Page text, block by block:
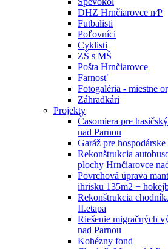
DHZ Hrnčiarovce n⁄P
Futbalisti
Poľovníci
Cyklisti
ZŠ s MŠ
Pošta Hrnčiarovce
Farnosť
Fotogaléria - miestne
Záhradkári
Projekty
Časomiera pre
nad Parnou
Garáž pre hospodárske
Rekonštrukcia
plochy Hrnčiarovce
Povrchová úprava
ihrisku 135m2 +
Rekonštrukcia
II.etapa
Riešenie migračných
nad Parnou
Kohézny fond